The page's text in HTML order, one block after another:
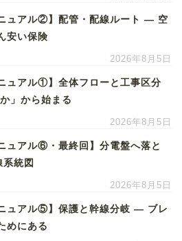
ュアル②】配管・配線ルート ― 空
安い保険
2026年8月5日
ュアル①】全体フローと工事区分
」から始まる
2026年8月5日
ュアル⑥・最終回】分電盤へ落と
統図
2026年8月5日
ュアル⑤】保護と幹線分岐 ― ブレ
めにある